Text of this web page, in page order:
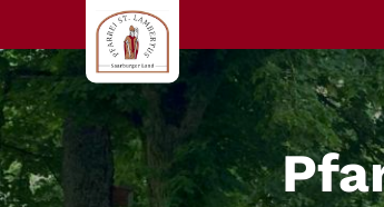
Zum Inhalt springen